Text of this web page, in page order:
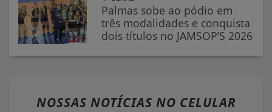
Palmas sobe ao pódio em
três modalidades e conquista
dois títulos no JAMSOP’S 2026
NOSSAS NOTÍCIAS NO CELULAR